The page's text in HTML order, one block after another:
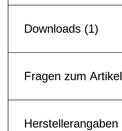
Downloads (1)
Fragen zum Artikel
Herstellerangaben